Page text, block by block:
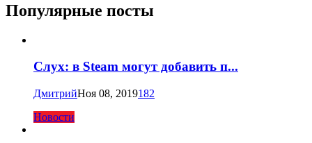
Популярные посты
Слух: в Steam могут добавить п...
ДмитрийНоя 08, 2019182
Новости